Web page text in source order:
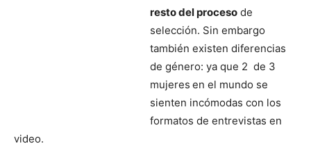
resto del proceso de
selección. Sin embargo
también existen diferencias
de género: ya que 2 de 3
mujeres en el mundo se
sienten incómodas con los
formatos de entrevistas en
video.